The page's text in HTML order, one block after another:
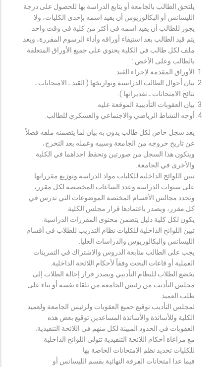
يلتحق الطالب بالجامعة أو يتابع الدراسة بها للحصول على درجة
الليسانس أو البكالوريوس أن يقيد اسمه بإحدى الكليات، ولا
يجوز للطالب أن يقيد اسمه في أكثر من كلية في وقت واحد.
يتم قيد الطالب بعد استيفاء أوراقه وأداء الرسوم المقررة، ويعد
ملف لكل طالب في الكلية يحتوي على جميع الأوراق المتعلقة
بالطالب وعلى الأخص :
الأوراق المقدمة لإجراء القيد.
بيان أحوال الطالب الدراسية وتواريخها ( القيد ـ الامتحانات ـ
نتائح الامتحانات ـ تقديراتها ).
بيان العقوبات التأديبية الموقعة عليه.
أوجه النشاط الرياضي والاجتماعي والعسكري للطالب.
يعد سجل خاص لكل طالب يدون به بيان لما يتضمنه ملفه فضلاً
عن تاريخ خروجه من الجامعة وسببه وعمله بعد التخرج،
ويتكون هذا السجل من صورتين وتحفظ احداهما في الكلية
والأخرى في الجامعة.
تبين اللوائح الداخلية للكليات مواد الدراسة وتوزيع مقرراتها
على سنوات الدراسة وعدد الساعات المخصصة لكل مقرر،
وتحدد مجالس الأقسام المختصة الموضوعات التي تدرس في
كل مقرر، ويصدر باعتمادها قرار مجلس الكلية.
يكون لكل كلية دليل يتضمن محتوى المقررات الدراسية.
تبين اللوائح الداخلية للكليات نظام التدريب للطلاب في أقسام
الليسانس والبكالوريوس والدراسات العليا.
يجب على الطالب متابعة الدروس والاشتراك في التمرينات
العملية أو قاعات البحث وفقاً لأحكام اللائحة الداخلية.
يخضع الطلاب للنظام التأديبي ويصدر قرار إحالة الطلاب إلى
مجلس التأديب من رئيس الجامعة من تلقاء نفسه أو بناء على
طلب العميد.
لمجلس التأديب توقيع جميع العقوبات ولرئيس الجامعة ولعميد
الكلية وللأساتذة والأساتذة المساعدين توقيع بعض هذه
العقوبات في الحدود المبينة لكل منهم في اللائحة التنفيذية.
مع مراعاة أحكام اللائحة التنفيذية تتولى اللوائح الداخلية
للكليات تحديد نظم الامتحانات الخاصة بها.
فيما عدا امتحانات الفرقة النهائية بقسم الليسانس أو